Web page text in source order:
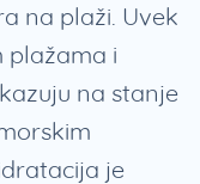
na plaži. Uvek
plažama i
na stanje
je